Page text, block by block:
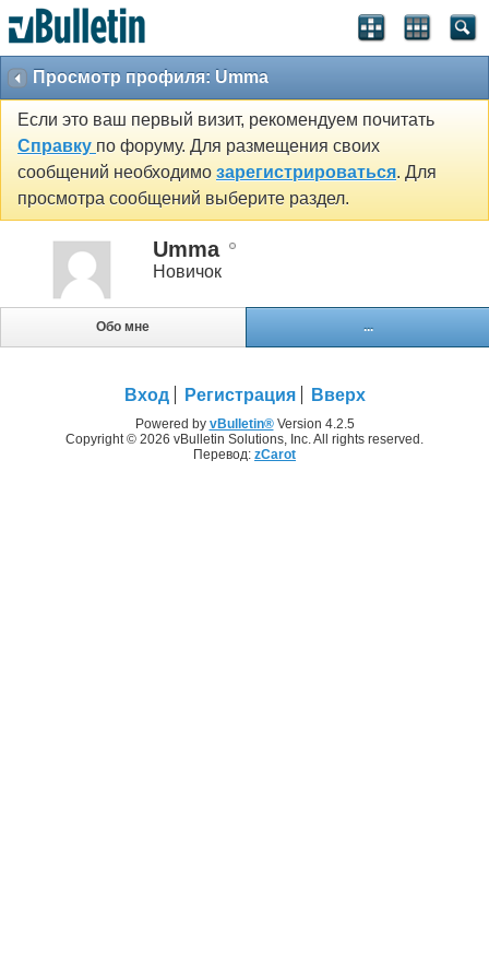
Просмотр профиля: Umma
Если это ваш первый визит, рекомендуем почитать
Справку по форуму. Для размещения своих
сообщений необходимо зарегистрироваться. Для
просмотра сообщений выберите раздел.
Umma
Новичок
Обо мне ...
Вход Регистрация Вверх
Powered by vBulletin®Version 4.2.5
Copyright © 2026 vBulletin Solutions, Inc. All rights reserved.
Перевод: zCarot